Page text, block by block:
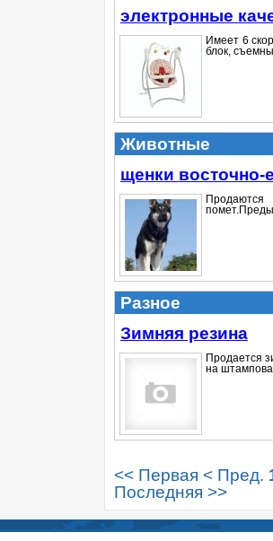
электронные
Имеет 6
блок,
Животные
щенки восточно-
Продаются
Разное
Зимняя резина
Продается
на
<< Первая < Пред.
Последняя >>